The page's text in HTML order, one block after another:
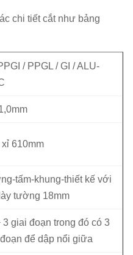
chi tiết cắt như bảng
/ PPGL / GI / ALU-
xỉ 610mm
tấm-khung-thiết kế với
tường 18mm
3 giai đoạn trong đó có 3
để dập nổi giữa